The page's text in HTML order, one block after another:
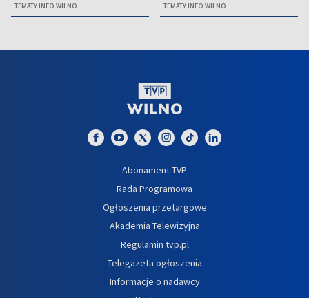
TEMATY INFO WILNO TEMATY INFO WILNO
Abonament TVP
Rada Programowa
Ogłoszenia przetargowe
Akademia Telewizyjna
Regulamin tvp.pl
Telegazeta ogłoszenia
Informacje o nadawcy